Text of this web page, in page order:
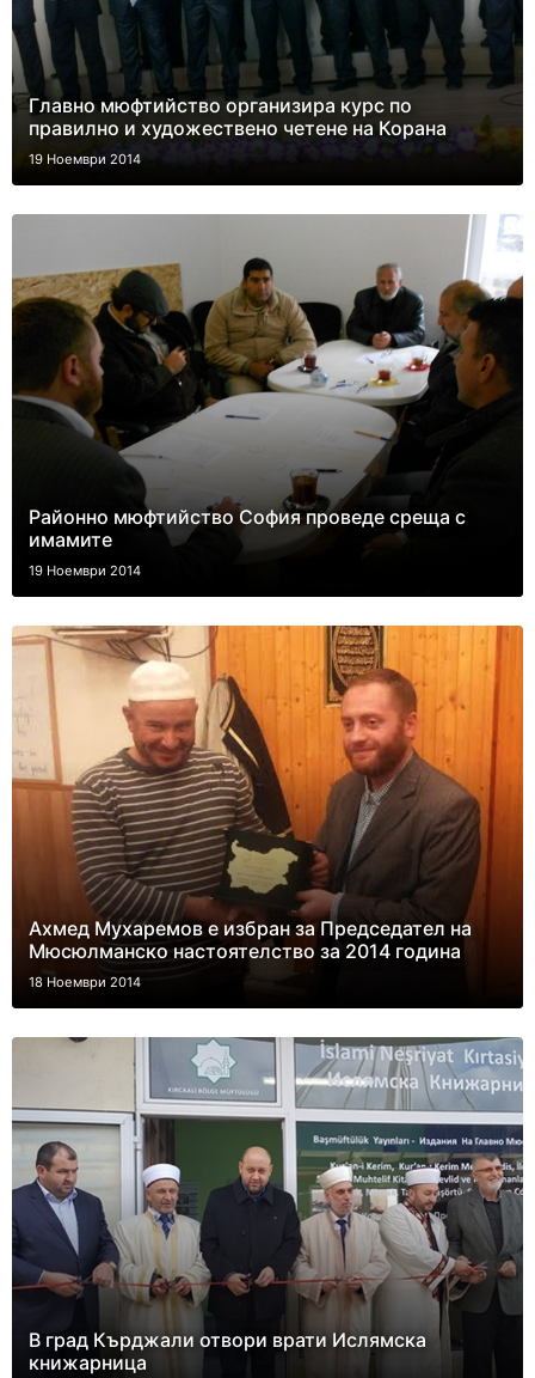
Главно мюфтийство организира курс по
правилно и художествено четене на Корана
19 Ноември 2014
Районно мюфтийство София проведе среща с
имамите
19 Ноември 2014
Ахмед Мухаремов е избран за Председател на
Мюсюлманско настоятелство за 2014 година
18 Ноември 2014
В град Кърджали отвори врати Ислямска
книжарница